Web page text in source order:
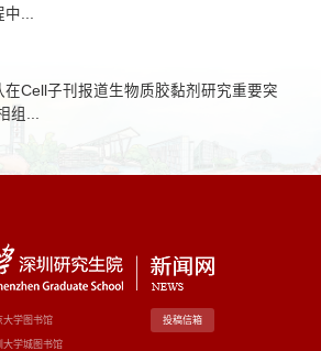
...
Cell子刊报道生物质胶黏剂研究重要突
组...
大学图书馆
大学城图书馆
投稿信箱